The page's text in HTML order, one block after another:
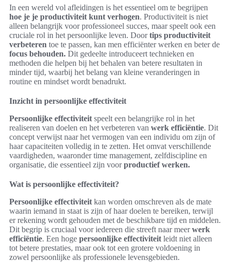
In een wereld vol afleidingen is het essentieel om te begrijpen
hoe je je productiviteit kunt verhogen. Productiviteit is niet
alleen belangrijk voor professioneel succes, maar speelt ook een
cruciale rol in het persoonlijke leven. Doortips productiviteit
verbeteren toe te passen, kan men efficiënter werken en beter de
focus behouden. Dit gedeelte introduceert technieken en
methoden die helpen bij het behalen van betere resultaten in
minder tijd, waarbij het belang van kleine veranderingen in
routine en mindset wordt benadrukt.
Inzicht in persoonlijke effectiviteit
Persoonlijke effectiviteit speelt een belangrijke rol in het
realiseren van doelen en het verbeteren van werk efficiëntie. Dit
concept verwijst naar het vermogen van een individu om zijn of
haar capaciteiten volledig in te zetten. Het omvat verschillende
vaardigheden, waaronder time management, zelfdiscipline en
organisatie, die essentieel zijn voorproductief werken.
Wat is persoonlijke effectiviteit?
Persoonlijke effectiviteit kan worden omschreven als de mate
waarin iemand in staat is zijn of haar doelen te bereiken, terwijl
er rekening wordt gehouden met de beschikbare tijd en middelen.
Dit begrip is cruciaal voor iedereen die streeft naar meerwerk
efficiëntie. Een hoge persoonlijke effectiviteit leidt niet alleen
tot betere prestaties, maar ook tot een grotere voldoening in
zowel persoonlijke als professionele levensgebieden.